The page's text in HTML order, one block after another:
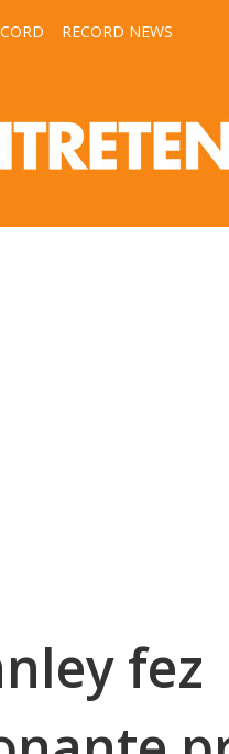
RECORD NEWS
fez